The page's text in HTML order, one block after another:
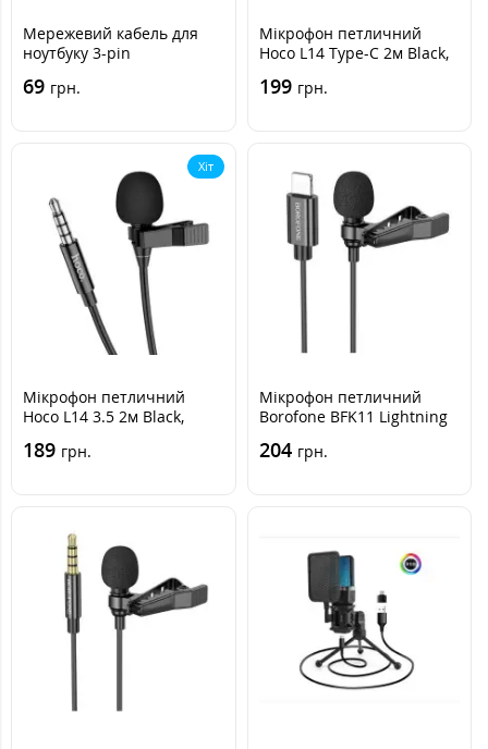
Мережевий кабель для
ноутбуку 3-pin
69 грн.
Мікрофон петличний
Hoco L14 Type-C 2м Black,
199 грн.
Хіт
Мікрофон петличний
Hoco L14 3.5 2м Black,
189 грн.
Мікрофон петличний
Borofone BFK11 Lightning
204 грн.